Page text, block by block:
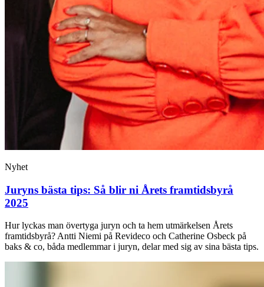
Nyhet
Juryns bästa tips: Så blir ni Årets framtidsbyrå
2025
Hur lyckas man övertyga juryn och ta hem utmärkelsen Årets
framtidsbyrå? Antti Niemi på Revideco och Catherine Osbeck på
baks & co, båda medlemmar i juryn, delar med sig av sina bästa tips.